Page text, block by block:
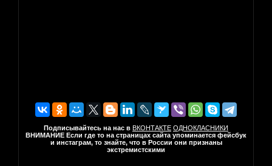
Подписывайтесь на нас в ВКОНТАКТЕ ОДНОКЛАСНИКИ
ВНИМАНИЕ Если где то на страницах сайта упоминается фейсбук
и инстаграм, то знайте, что в России они признаны
экстремистскими